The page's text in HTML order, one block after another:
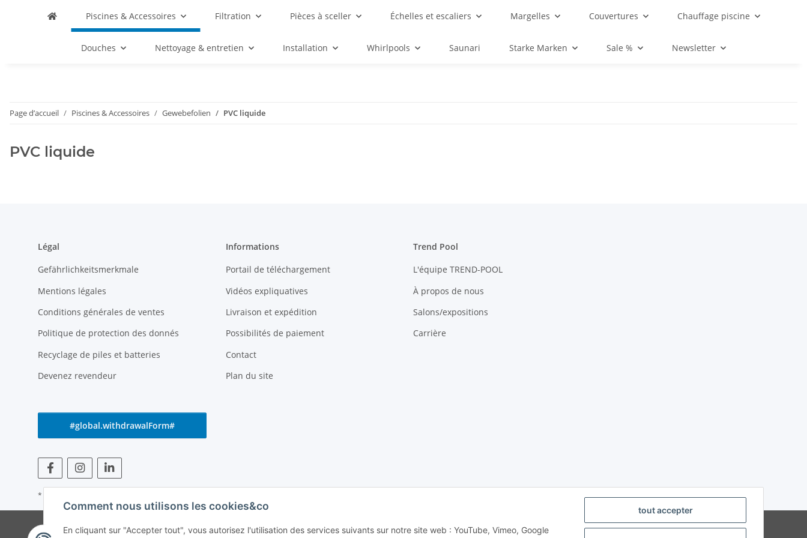
tout accepter
Comment nous utilisons les cookies&co
En cliquant sur "Accepter tout", vous autorisez l'utilisation des services suivants sur notre site web : YouTube, Vimeo, Google
Piscines & Accessoires Filtration Pièces à sceller Échelles et escaliers Margelles Couvertures Chauffage piscine
Douches Nettoyage & entretien Installation Whirlpools Saunari Starke Marken Sale % Newsletter
Page d’accueil Piscines & Accessoires Gewebefolien PVC liquide
PVC liquide
Légal
Gefährlichkeitsmerkmale
Mentions légales
Conditions générales de ventes
Politique de protection des donnés
Recyclage de piles et batteries
Devenez revendeur
Informations
Portail de téléchargement
Vidéos expliquatives
Livraison et expédition
Possibilités de paiement
Contact
Plan du site
Trend Pool
L'équipe TREND-POOL
À propos de nous
Salons/expositions
Carrière
#global.withdrawalForm#
* Tous les prix s'entendent TVA incluse
© Weinmann GmbH - Alle Rechte vorbehalten - Alle Angebote richten sich ausschließlich an registrierte Fachhändler